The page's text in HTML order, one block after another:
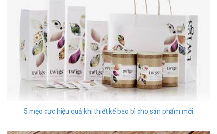
5 mẹo cực hiệu quả khi thiết kế bao bì cho sản phẩm mới